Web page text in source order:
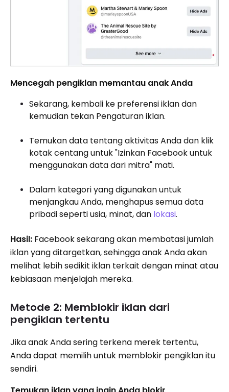
Mencegah pengiklan memantau anak Anda
Sekarang, kembali ke preferensi iklan dan
kemudian tekan Pengaturan iklan.
Temukan data tentang aktivitas Anda dan klik
kotak centang untuk "Izinkan Facebook untuk
menggunakan data dari mitra" mati.
Dalam kategori yang digunakan untuk
menjangkau Anda, menghapus semua data
pribadi seperti usia, minat, dan lokasi.
Hasil: Facebook sekarang akan membatasi jumlah
iklan yang ditargetkan, sehingga anak Anda akan
melihat lebih sedikit iklan terkait dengan minat atau
kebiasaan menjelajah mereka.
Metode 2: Memblokir iklan dari
pengiklan tertentu
Jika anak Anda sering terkena merek tertentu,
Anda dapat memilih untuk memblokir pengiklan itu
sendiri.